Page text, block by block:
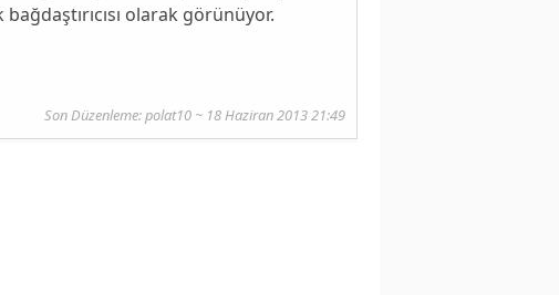
olarak görünüyor.
Son Düzenleme:polat10 ~ 18 Haziran 2013 21:49